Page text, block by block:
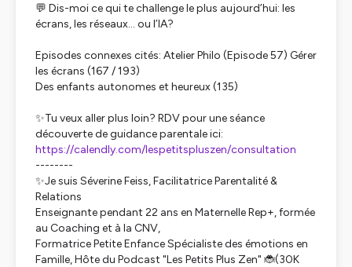
💬 Dis-moi ce qui te challenge le plus aujourd’hui: les
écrans, les réseaux… ou l’IA?
Episodes connexes cités: Atelier Philo (Episode 57) Gérer
les écrans (167 / 193)
Des enfants autonomes et heureux (135)
✨Tu veux aller plus loin? RDV pour une séance
découverte de guidance parentale ici:
https://calendly.com/lespetitspluszen/consultation
--------
✨Je suis Séverine Feiss, Facilitatrice Parentalité &
Relations
Enseignante pendant 22 ans en Maternelle Rep+, formée
au Coaching et à la CNV,
Formatrice Petite Enfance Spécialiste des émotions en
Famille, Hôte du Podcast "Les Petits Plus Zen" 🐞(30K